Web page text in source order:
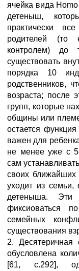
ячейка вида
детеныш,
практически
родителей (то
контролем) до
существовать
порядка 10
родственников,
возраста; после
групп, которые
общины или
остается
важен для
не менее уже с
сам
своих
уходит из
детеныша. Эти
фиксиоваться
семейных
существования
2. Десятеричная
обусловлена
[61, с.292],